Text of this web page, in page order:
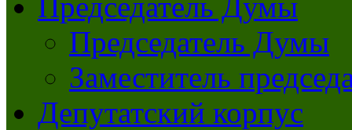
Председатель Думы
Заместитель
Депутатский корпус